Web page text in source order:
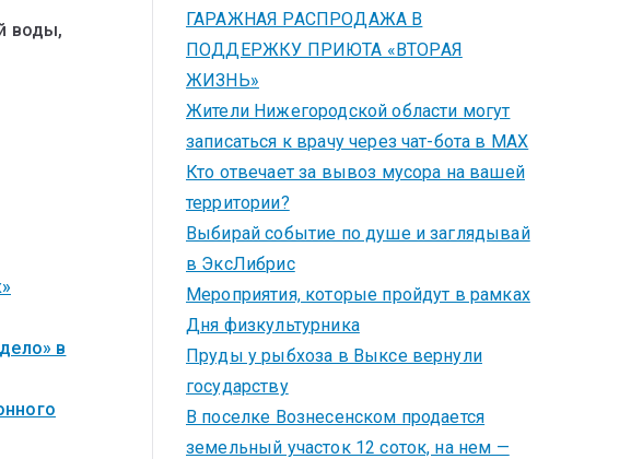
воды,
в
ГАРАЖНАЯ РАСПРОДАЖА В
ПОДДЕРЖКУ ПРИЮТА «ВТОРАЯ
ЖИЗНЬ»
Жители Нижегородской области могут
записаться к врачу через чат-бота в MAX
Кто отвечает за вывоз мусора на вашей
территории?
Выбирай событие по душе и заглядывай
в ЭксЛибрис
Мероприятия, которые пройдут в рамках
Дня физкультурника
Пруды у рыбхоза в Выксе вернули
государству
В поселке Вознесенском продается
земельный участок 12 соток, на нем —